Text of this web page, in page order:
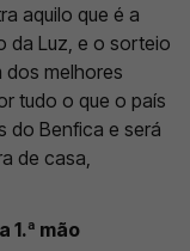
aquilo que é a
da Luz, e o sorteio
dos melhores
tudo o que o país
do Benfica e será
de casa,
1.ª mão